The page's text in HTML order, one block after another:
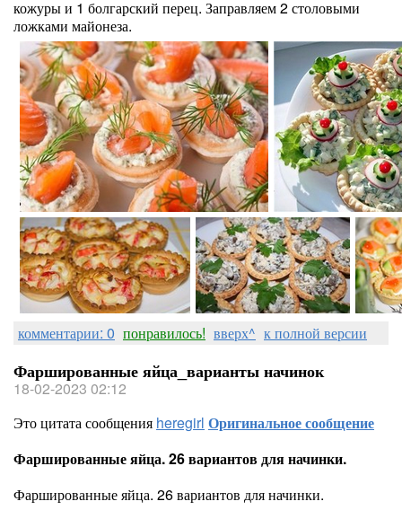
кожуры и 1 болгарский перец. Заправляем 2 столовыми
ложками майонеза.
комментарии: 0 понравилось! вверх^ к полной версии
Фаршированные яйца_варианты начинок
18-02-2023 02:12
Это цитата сообщения heregirl Оригинальное сообщение
Фаршированные яйца. 26 вариантов для начинки.
Фаршированные яйца. 26 вариантов для начинки.